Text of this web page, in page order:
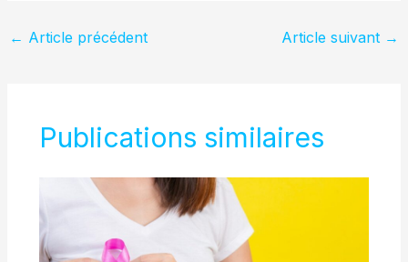
← Article précédent Article suivant →
Publications similaires